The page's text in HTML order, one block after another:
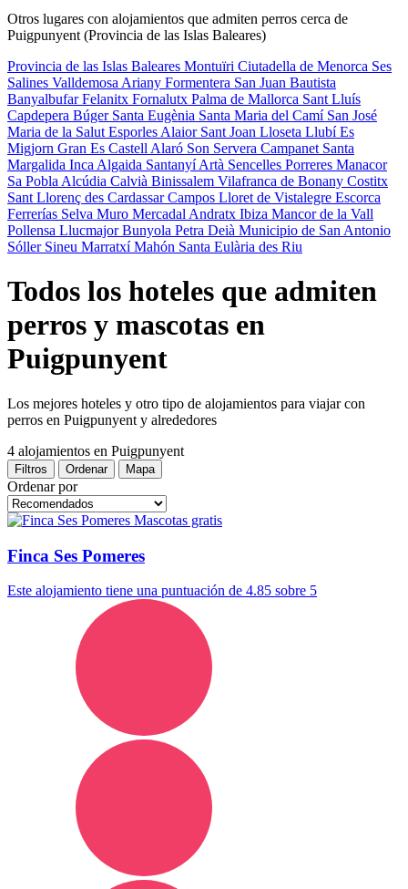
Otros lugares con alojamientos que admiten perros cerca de
Puigpunyent (Provincia de las Islas Baleares)
Provincia de las Islas Baleares Montuïri Ciutadella de Menorca Ses
Salines Valldemosa Ariany Formentera San Juan Bautista
BanyalbufarFelanitx Fornalutx Palma de Mallorca Sant Lluís
Capdepera Búger Santa Eugènia Santa Maria del Camí San José
Maria de la Salut Esporles Alaior Sant Joan Lloseta LlubíEs
Migjorn Gran Es Castell Alaró Son Servera Campanet Santa
Margalida Inca Algaida SantanyíArtà Sencelles Porreres Manacor
Sa Pobla Alcúdia Calvià Binissalem Vilafranca de Bonany Costitx
Sant Llorenç des CardassarCampos Lloret de Vistalegre Escorca
Ferrerías Selva Muro Mercadal Andratx Ibiza Mancor de la Vall
Pollensa LlucmajorBunyola Petra Deià Municipio de San Antonio
Sóller Sineu MarratxíMahón Santa Eulària des Riu
Todos los hoteles que admiten
perros y mascotas en
Puigpunyent
Los mejores hoteles y otro tipo de alojamientos para viajar con
perros en Puigpunyent y alrededores
4 alojamientos en Puigpunyent
Filtros Ordenar Mapa
Ordenar por
Mascotas gratis
Finca Ses Pomeres
Este alojamiento tiene una puntuación de 4.85 sobre 5